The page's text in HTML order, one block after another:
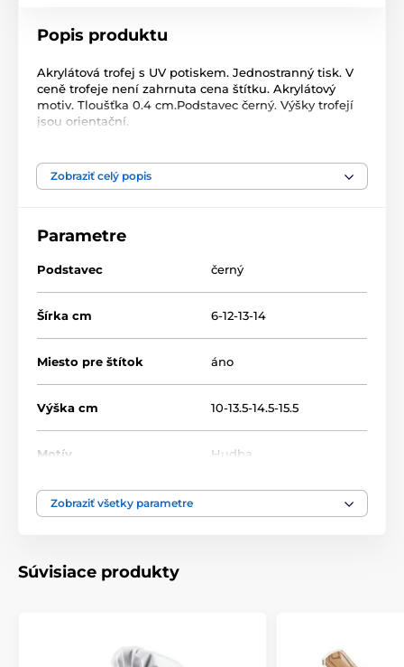
Popis produktu
Akrylátová trofej s UV potiskem. Jednostranný tisk. V
ceně trofeje není zahrnuta cena štítku. Akrylátový
motiv. Tloušťka 0.4 cm.Podstavec černý. Výšky trofejí
jsou orientační.
Produkt je zaradený v kategóriách
Zobraziť celý popis
Parametre
Podstavec černý
Šírka cm 6-12-13-14
Miesto pre štítok áno
Výška cm 10-13.5-14.5-15.5
Motív Hudba
Typ ocenenia
Zobraziť všetky parametre
Súvisiace produkty